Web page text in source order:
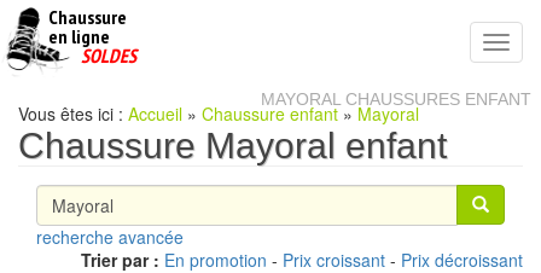
Chaussure
en ligne
pas
SOLDES
MAYORAL CHAUSSURES ENFANT
Vous êtes ici : Accueil » Chaussure enfant » Mayoral
Chaussure Mayoral enfant
recherche avancée
Trier par : En promotion - Prix croissant - Prix décroissant